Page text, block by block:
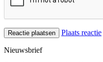
Plaats reactie
Nieuwsbrief